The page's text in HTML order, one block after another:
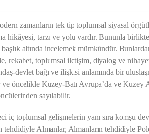
zamanların tek tip toplumsal siyasal
hikâyesi, tarzı ve yolu vardır. Bununla
başlık altında incelemek mümkündür.
rekabet, toplumsal iletişim, diyalog ve
devlet bağı ve ilişkisi anlamında bir
ve öncelikle Kuzey-Batı Avrupa’da ve
sayılabilir.
iç toplumsal gelişmelerin yanı sıra komşu
tehdidiyle Almanlar, Almanların tehdidiyle